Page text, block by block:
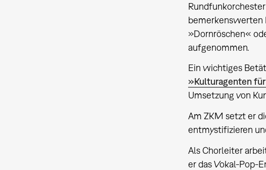
bemerkenswerten
»Dornröschen«
aufgenommen.
Ein wichtiges
»Kulturagenten
Umsetzung von
Am ZKM setzt er
entmystifizieren
Als Chorleiter
er das Vokal-Pop-